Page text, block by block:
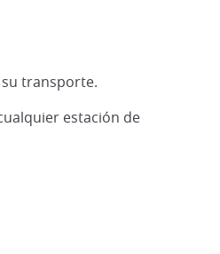
transporte.
estación de